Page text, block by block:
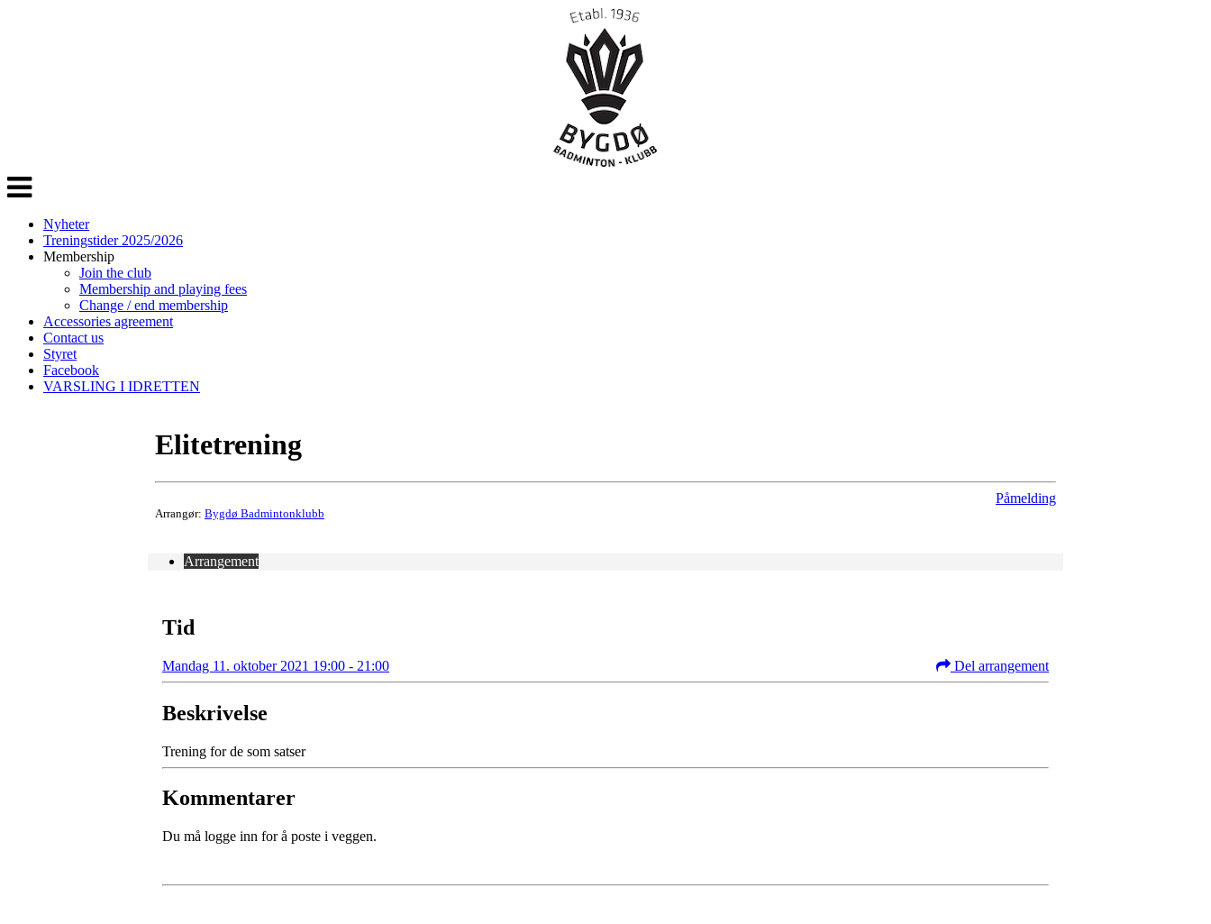
Veksle
navigasjon
Nyheter
Treningstider 2025/2026
Membership
Join the club
Membership and playing fees
Change / end membership
Accessories agreement
Contact us
Styret
Facebook
VARSLING I IDRETTEN
Elitetrening
Arrangør: Bygdø Badmintonklubb
Påmelding
Arrangement
Tid
Mandag 11. oktober 2021 19:00 - 21:00 Del arrangement
Beskrivelse
Trening for de som satser
Kommentarer
Du må logge inn for å poste i veggen.